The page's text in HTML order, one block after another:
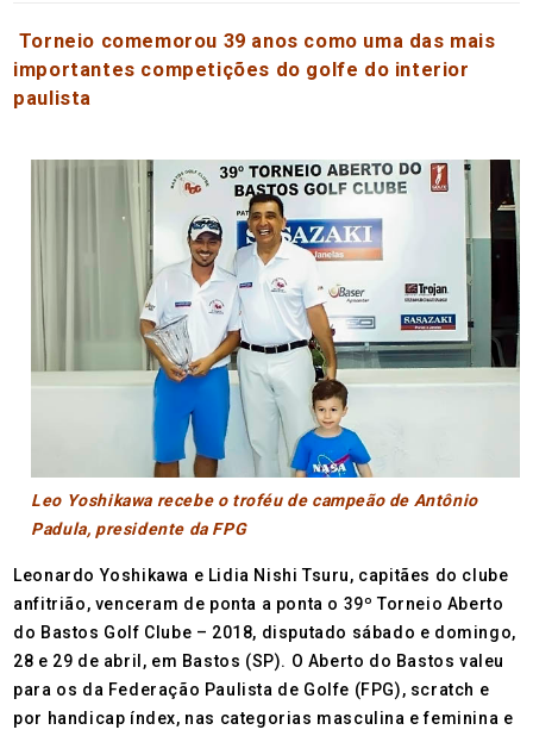
Torneio comemorou 39 anos como uma das mais
importantes competições do golfe do interior
paulista
Leo Yoshikawa recebe o troféu de campeão de Antônio
Padula, presidente da FPG
Leonardo Yoshikawa e Lidia Nishi Tsuru, capitães do clube
anfitrião, venceram de ponta a ponta o 39º Torneio Aberto
do Bastos Golf Clube – 2018, disputado sábado e domingo,
28 e 29 de abril, em Bastos (SP). O Aberto do Bastos valeu
para os da Federação Paulista de Golfe (FPG), scratch e
por handicap índex, nas categorias masculina e feminina e